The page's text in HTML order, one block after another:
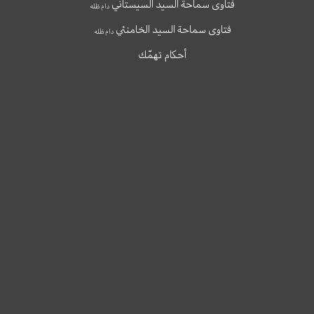
فتاوى سماحة السيد السيستاني دام ظله
فتاوى سماحة السيد الخامنئيدام ظله
أحكام تهمّك